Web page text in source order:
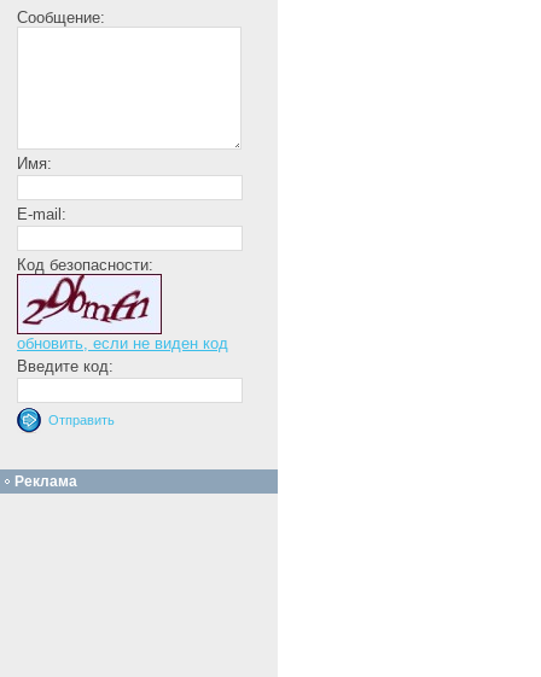
Сообщение:
Имя:
E-mail:
Код безопасности:
обновить, если не виден код
Введите код:
Реклама